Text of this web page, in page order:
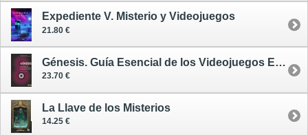
Expediente V. Misterio y Videojuegos
21.80 €
Génesis. Guía Esencial de los Videojuegos Españoles de 8 Bits
23.70 €
La Llave de los Misterios
14.25 €